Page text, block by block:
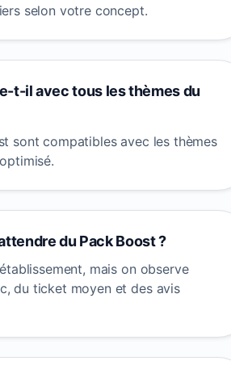
selon votre concept.
t-il avec tous les thèmes du
sont compatibles avec les thèmes
du Pack Boost ?
mais on observe
du ticket moyen et des avis